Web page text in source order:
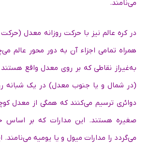
می‌نامند.
در کره عالم نیز با حرکت روزانه معدل
همراه تمامی اجزاء آن به دور محور عالم
به‌غیراز نقاطی که بر روی معدل واقع هستند
(در شمال و یا جنوب معدل) در یک شبانه
دوائری ترسیم می‌کنند که همگی از معدل
صغیره هستند. این مدارات که بر اساس
می‌گردد را مدارات میول و یا یومیه می‌نامند.